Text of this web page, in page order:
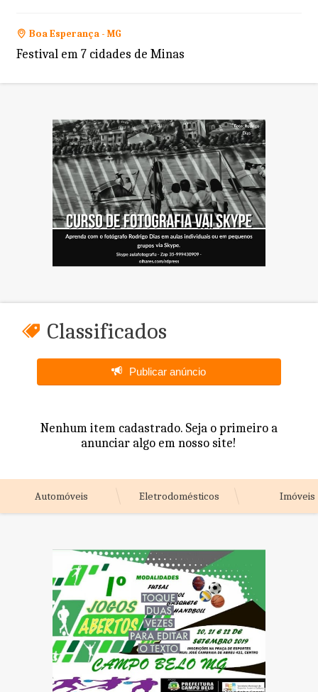
Boa Esperança - MG
Festival em 7 cidades de Minas
Classificados
Publicar anúncio
Nenhum item cadastrado. Seja o primeiro a
anunciar algo em nosso site!
Automóveis Eletrodomésticos Imóveis